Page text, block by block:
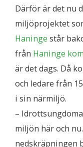
Därför är det nu
miljöprojektet
Haninge står
från Haninge
är det dags. Då
och ledare från
i sin närmiljö.
–
miljön här och
nedskräpningen